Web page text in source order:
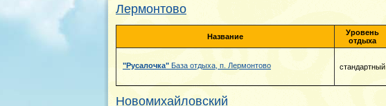
Лермонтово
Название
Уровень
отдыха
"Русалочка" База отдыха, п. Лермонтово стандартный
Новомихайловский